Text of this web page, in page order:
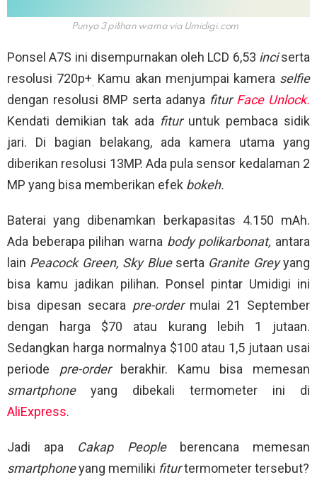
Punya 3 pilihan warna viaUmidigi.com
Ponsel A7S ini disempurnakan oleh LCD 6,53 inciserta
resolusi 720p+ Kamu akan menjumpai kamera selfie
dengan resolusi 8MP serta adanya fitur Face Unlock.
Kendati demikian tak ada fitur untuk pembaca sidik
jari. Di bagian belakang, ada kamera utama yang
diberikan resolusi 13MP. Ada pula sensor kedalaman 2
MP yang bisa memberikan efek bokeh.
Baterai yang dibenamkan berkapasitas 4.150 mAh.
Ada beberapa pilihan warna body polikarbonat, antara
lain Peacock Green, Sky Blue serta Granite Greyyang
bisa kamu jadikan pilihan. Ponsel pintar Umidigi ini
bisa dipesan secara pre-order mulai 21 September
dengan harga $70 atau kurang lebih 1 jutaan.
Sedangkan harga normalnya $100 atau 1,5 jutaan usai
periode pre-order berakhir. Kamu bisa memesan
smartphone yang dibekali termometer ini di
AliExpress.
Jadi apa Cakap People
berencana memesan
smartphoneyang memiliki fiturtermometer tersebut?